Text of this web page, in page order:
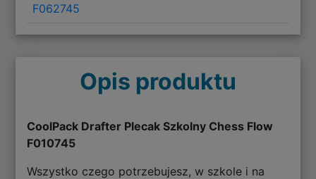
F062745
Opis produktu
CoolPack Drafter Plecak Szkolny Chess Flow
F010745
Wszystko czego potrzebujesz, w szkole i na